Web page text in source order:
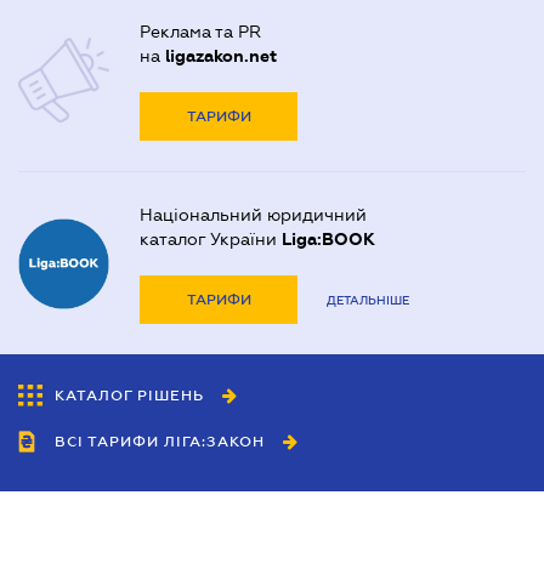
Реклама та PR
на ligazakon.net
ТАРИФИ
Національний юридичний
каталог України Liga:BOOK
ТАРИФИ ДЕТАЛЬНІШЕ
КАТАЛОГ РІШЕНЬ
ВСІ ТАРИФИ ЛІГА:ЗАКОН